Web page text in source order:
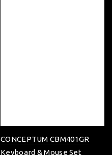
CONCEPTUM CBM401GR
Keyboard & Mouse Set